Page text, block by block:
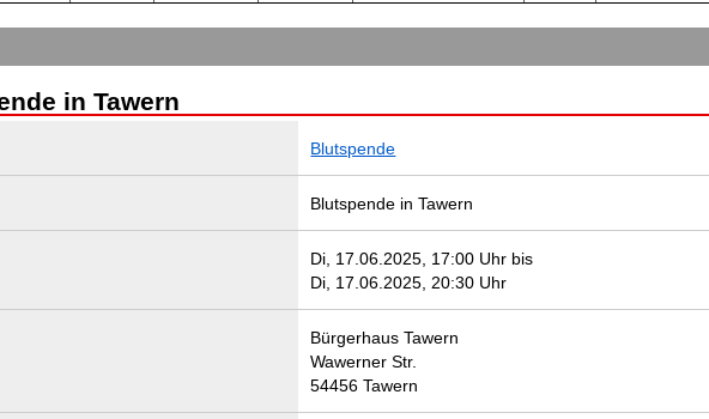
in Tawern
Blutspende
Blutspende in Tawern
Di, 17.06.2025, 17:00 Uhr bis
Di, 17.06.2025, 20:30 Uhr
Bürgerhaus Tawern
Wawerner Str.
54456 Tawern